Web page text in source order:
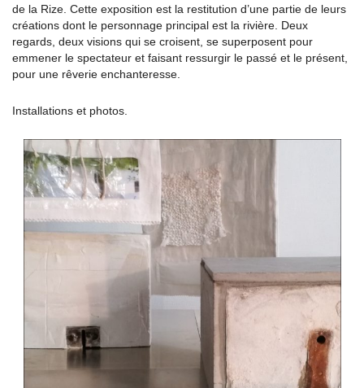
de la Rize. Cette exposition est la restitution d’une partie de leurs
créations dont le personnage principal est la rivière. Deux
regards, deux visions qui se croisent, se superposent pour
emmener le spectateur et faisant ressurgir le passé et le présent,
pour une rêverie enchanteresse.
Installations et photos.